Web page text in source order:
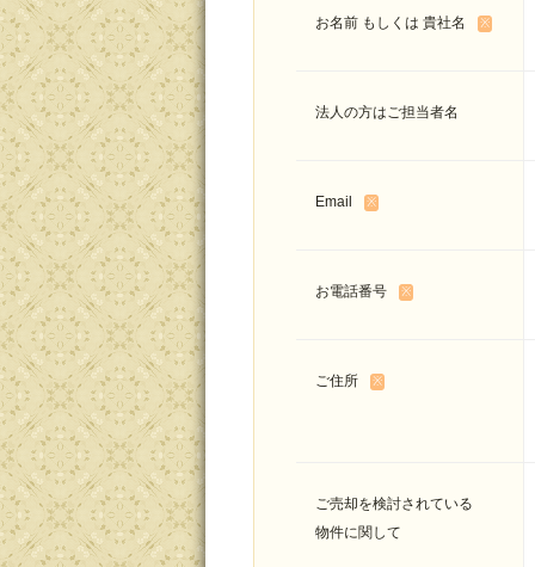
お名前 もしくは 貴社名 ※
法人の方はご担当者名
Email ※
お電話番号 ※
ご住所 ※
ご売却を検討されている
物件に関して